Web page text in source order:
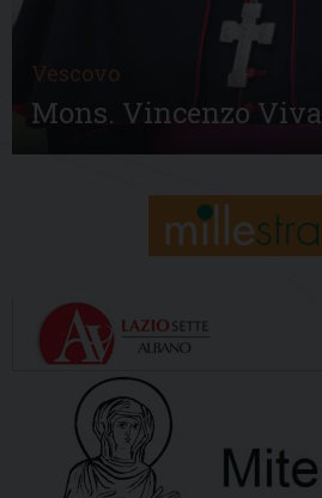
Vescovo
Mons. Vincenzo Viva